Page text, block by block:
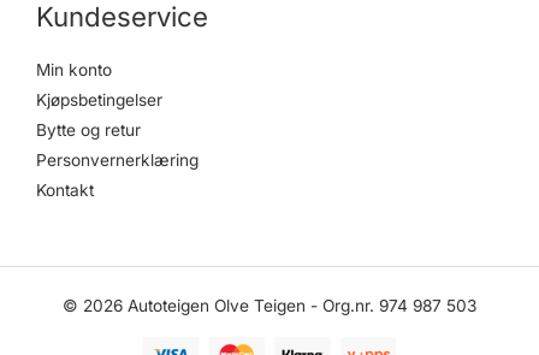
Kundeservice
Min konto
Kjøpsbetingelser
Bytte og retur
Personvernerklæring
Kontakt
© 2026 Autoteigen Olve Teigen - Org.nr. 974 987 503